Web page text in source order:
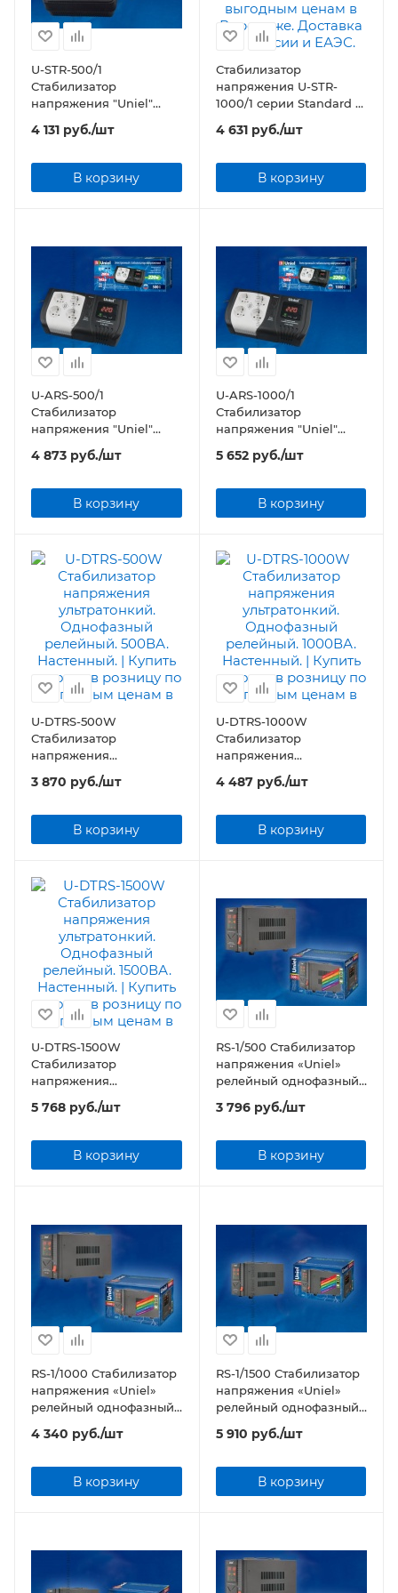
U-STR-500/1
Стабилизатор
напряжения "Uniel"
серии Standard —
Courage 500 ВА
4 131 руб./шт
В корзину
Стабилизатор
напряжения U-STR-
1000/1 серии Standard —
Courage 1000 ВА
4 631руб./шт
В корзину
U-ARS-500/1
Стабилизатор
напряжения "Uniel"
серии Standard - Expert
500 ВА
4 873 руб./шт
В корзину
U-ARS-1000/1
Стабилизатор
напряжения "Uniel"
серии Standard - Expert
1000 ВА
5 652руб./шт
В корзину
U-DTRS-500W
Стабилизатор
напряжения
ультратонкий.
Однофазный релейный.
3 870 руб./шт
В корзину
U-DTRS-1000W
Стабилизатор
напряжения
ультратонкий.
Однофазный релейный.
4 487руб./шт
В корзину
U-DTRS-1500W
Стабилизатор
напряжения
ультратонкий.
Однофазный релейный.
5 768 руб./шт
В корзину
RS-1/500 Стабилизатор
напряжения «Uniel»
релейный однофазный,
3 796руб./шт
В корзину
RS-1/1000 Стабилизатор
напряжения «Uniel»
релейный однофазный,
4 340 руб./шт
В корзину
RS-1/1500 Стабилизатор
напряжения «Uniel»
релейный однофазный,
5 910 руб./шт
В корзину